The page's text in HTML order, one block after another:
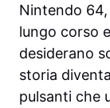
Nintendo
lungo corso
desiderano
storia
pulsanti che